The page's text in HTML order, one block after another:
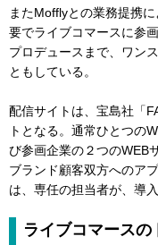
またMofflyとの業務提携
要でライブコマースに参
プロデュースまで、ワン
ともしている。
配信サイトは、宝島社「
トとなる。通常ひとつの
び参画企業の２つのWEB
ブランド顧客双方へのア
は、専任の担当者が、導
ライブコマース